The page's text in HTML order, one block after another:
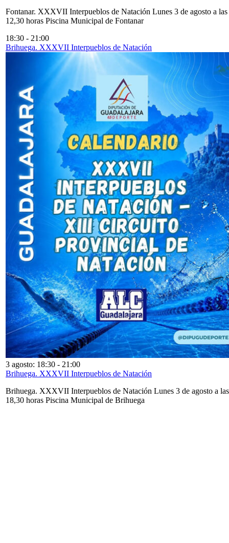
Fontanar. XXXVII Interpueblos de Natación Lunes 3 de agosto a las
12,30 horas Piscina Municipal de Fontanar
18:30 - 21:00
Brihuega. XXXVII Interpueblos de Natación
3 agosto: 18:30 - 21:00
Brihuega. XXXVII Interpueblos de Natación
Brihuega. XXXVII Interpueblos de Natación Lunes 3 de agosto a las
18,30 horas Piscina Municipal de Brihuega